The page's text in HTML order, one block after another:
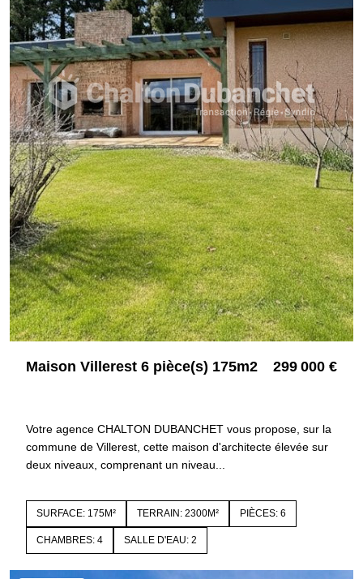
Maison Villerest 6 pièce(s) 175m2 299 000 €
Votre agence CHALTON DUBANCHET vous propose, sur la
commune de Villerest, cette maison d'architecte élevée sur
deux niveaux, comprenant un niveau...
SURFACE: 175M² TERRAIN: 2300M² PIÈCES: 6
CHAMBRES: 4 SALLE D'EAU: 2